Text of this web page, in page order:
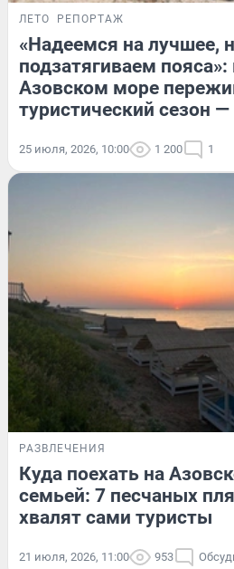
ЛЕТО РЕПОРТАЖ
«Надеемся на лучшее,
подзатягиваем пояса»:
Азовском море
туристический сезон
25 июля, 2026, 10:00 1 200 1
РАЗВЛЕЧЕНИЯ
Куда поехать на
семьей: 7 песчаных
хвалят сами туристы
21 июля, 2026, 11:00 953